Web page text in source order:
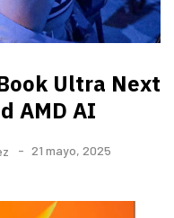
Ultra ​Next
AMD AI
21 mayo, 2025